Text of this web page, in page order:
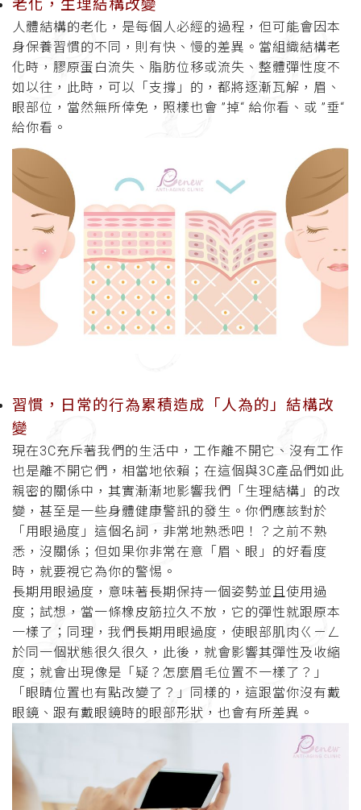
老化，生理結構改變
人體結構的老化，是每個人必經的過程，但可能會因本
身保養習慣的不同，則有快、慢的差異。當組織結構老
化時，膠原蛋白流失、脂肪位移或流失、整體彈性度不
如以往，此時，可以「支撐」的，都將逐漸瓦解，眉、
眼部位，當然無所倖免，照樣也會 ”掉“ 給你看、或 ”垂“
給你看。
習慣，日常的行為累積造成「人為的」結構改
變
現在3C充斥著我們的生活中，工作離不開它、沒有工作
也是離不開它們，相當地依賴；在這個與3C產品們如此
親密的關係中，其實漸漸地影響我們「生理結構」的改
變，甚至是一些身體健康警訊的發生。你們應該對於
「用眼過度」這個名詞，非常地熟悉吧！？之前不熟
悉，沒關係；但如果你非常在意「眉、眼」的好看度
時，就要視它為你的警惕。
長期用眼過度，意味著長期保持一個姿勢並且使用過
度；試想，當一條橡皮筋拉久不放，它的彈性就跟原本
一樣了；同理，我們長期用眼過度，使眼部肌肉ㄍㄧㄥ
於同一個狀態很久很久，此後，就會影響其彈性及收縮
度；就會出現像是「疑？怎麼眉毛位置不一樣了？」
「眼睛位置也有點改變了？」同樣的，這跟當你沒有戴
眼鏡、跟有戴眼鏡時的眼部形狀，也會有所差異。